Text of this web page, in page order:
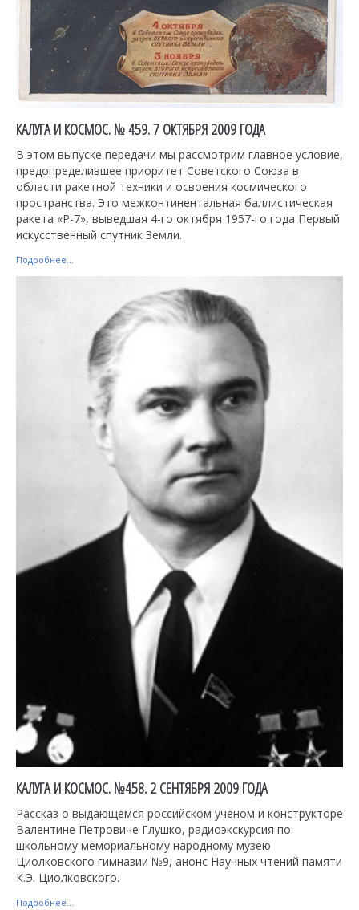
КАЛУГА И КОСМОС. № 459. 7 ОКТЯБРЯ 2009 ГОДА
В этом выпуске передачи мы рассмотрим главное условие,
предопределившее приоритет Советского Союза в
области ракетной техники и освоения космического
пространства. Это межконтинентальная баллистическая
ракета «Р-7», выведшая 4-го октября 1957-го года Первый
искусственный спутник Земли.
Подробнее...
КАЛУГА И КОСМОС. №458. 2 СЕНТЯБРЯ 2009 ГОДА
Рассказ о выдающемся российском ученом и конструкторе
Валентине Петровиче Глушко, радиоэкскурсия по
школьному мемориальному народному музею
Циолковского гимназии №9, анонс Научных чтений памяти
К.Э. Циолковского.
Подробнее...